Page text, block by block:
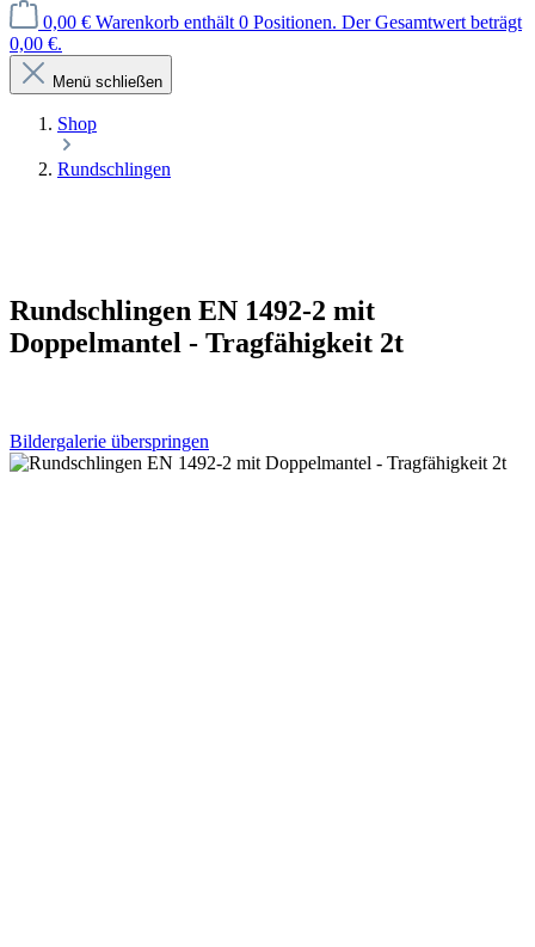
0,00 € Warenkorb enthält 0 Positionen. Der Gesamtwert beträgt
0,00 €.
Menü schließen
Shop
Rundschlingen
Rundschlingen EN 1492-2 mit
Doppelmantel - Tragfähigkeit 2t
Bildergalerie überspringen